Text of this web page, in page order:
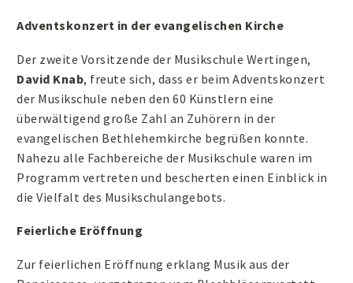
Adventskonzert in der evangelischen Kirche
Der zweite Vorsitzende der Musikschule Wertingen,
David Knab, freute sich, dass er beim Adventskonzert
der Musikschule neben den 60 Künstlern eine
überwältigend große Zahl an Zuhörern in der
evangelischen Bethlehemkirche begrüßen konnte.
Nahezu alle Fachbereiche der Musikschule waren im
Programm vertreten und bescherten einen Einblick in
die Vielfalt des Musikschulangebots.
Feierliche Eröffnung
Zur feierlichen Eröffnung erklang Musik aus der